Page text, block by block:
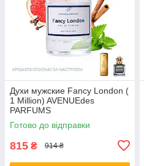
Духи мужские Fancy London (
1 Million) AVENUEdes
PARFUMS
Готово до відправки
815 ₴ 914 ₴